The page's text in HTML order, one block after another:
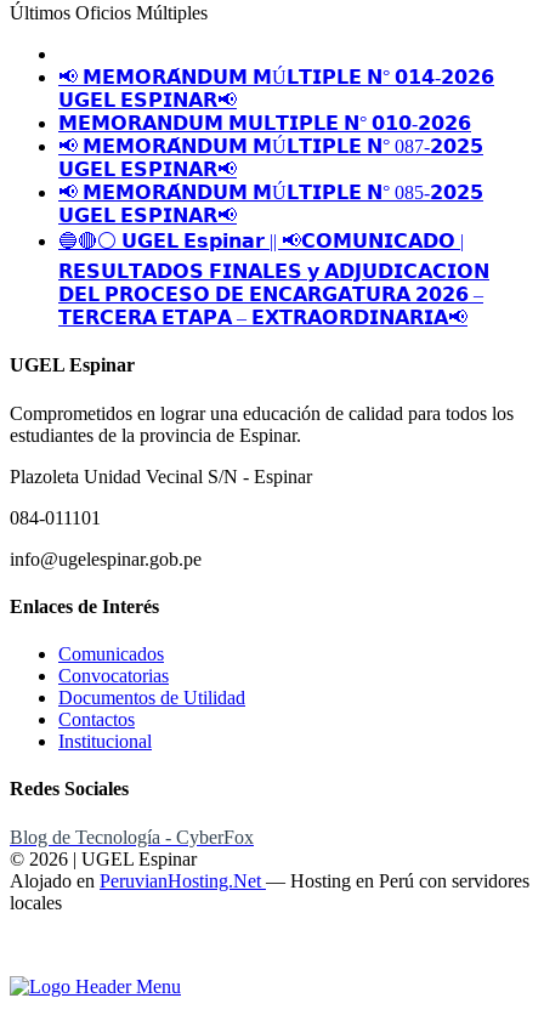
Últimos Oficios Múltiples
📢 𝗠𝗘𝗠𝗢𝗥𝗔́𝗡𝗗𝗨𝗠 𝗠Ú𝗟𝗧𝗜𝗣𝗟𝗘 𝗡° 𝟬𝟭𝟰-𝟮𝟬𝟮𝟲
𝗨𝗚𝗘𝗟 𝗘𝗦𝗣𝗜𝗡𝗔𝗥📢
𝗠𝗘𝗠𝗢𝗥𝗔𝗡𝗗𝗨𝗠 𝗠𝗨𝗟𝗧𝗜𝗣𝗟𝗘 𝗡° 𝟬𝟭𝟬-𝟮𝟬𝟮𝟲
📢 𝗠𝗘𝗠𝗢𝗥𝗔́𝗡𝗗𝗨𝗠 𝗠Ú𝗟𝗧𝗜𝗣𝗟𝗘 𝗡° 087-𝟮𝟬𝟮𝟱
𝗨𝗚𝗘𝗟 𝗘𝗦𝗣𝗜𝗡𝗔𝗥📢
📢 𝗠𝗘𝗠𝗢𝗥𝗔́𝗡𝗗𝗨𝗠 𝗠Ú𝗟𝗧𝗜𝗣𝗟𝗘 𝗡° 085-𝟮𝟬𝟮𝟱
𝗨𝗚𝗘𝗟 𝗘𝗦𝗣𝗜𝗡𝗔𝗥📢
🔵🔴⚪️ 𝗨𝗚𝗘𝗟 𝗘𝘀𝗽𝗶𝗻𝗮𝗿 || 📢𝗖𝗢𝗠𝗨𝗡𝗜𝗖𝗔𝗗𝗢 |
𝗥𝗘𝗦𝗨𝗟𝗧𝗔𝗗𝗢𝗦 𝗙𝗜𝗡𝗔𝗟𝗘𝗦 𝘆 𝗔𝗗𝗝𝗨𝗗𝗜𝗖𝗔𝗖𝗜𝗢𝗡
𝗗𝗘𝗟 𝗣𝗥𝗢𝗖𝗘𝗦𝗢 𝗗𝗘 𝗘𝗡𝗖𝗔𝗥𝗚𝗔𝗧𝗨𝗥𝗔 𝟮𝟬𝟮𝟲 –
𝗧𝗘𝗥𝗖𝗘𝗥𝗔 𝗘𝗧𝗔𝗣𝗔 – 𝗘𝗫𝗧𝗥𝗔𝗢𝗥𝗗𝗜𝗡𝗔𝗥𝗜𝗔📢
UGEL Espinar
Comprometidos en lograr una educación de calidad para todos los
estudiantes de la provincia de Espinar.
Plazoleta Unidad Vecinal S/N - Espinar
084-011101
info@ugelespinar.gob.pe
Enlaces de Interés
Comunicados
Convocatorias
Documentos de Utilidad
Contactos
Institucional
Redes Sociales
Blog de Tecnología - CyberFox
© 2026 | UGEL Espinar
Alojado en PeruvianHosting.Net — Hosting en Perú con servidores
locales